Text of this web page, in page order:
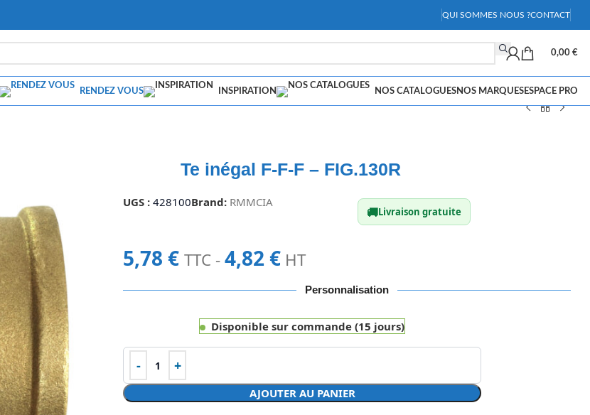
QUI SOMMES NOUS ?CONTACT
0,00 €
RENDEZ VOUS INSPIRATION NOS CATALOGUESNOS MARQUESESPACE PRO
Te inégal F-F-F – FIG.130R
UGS : 428100Brand: RMMCIA
🚚Livraison gratuite
5,78 € TTC -4,82 € HT
Personnalisation
Disponible sur commande (15 jours)
AJOUTER AU PANIER